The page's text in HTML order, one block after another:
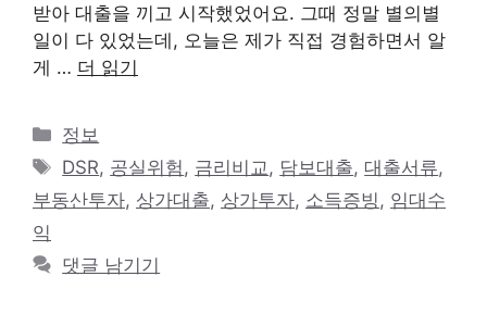
받아 대출을 끼고 시작했었어요. 그때 정말 별의별
일이 다 있었는데, 오늘은 제가 직접 경험하면서 알
게 … 더 읽기
카
테
리
정보
태
그
DSR, 공실위험 , 금리비교 , 담보대출, 대출서류,
부동산투자, 상가대출, 상가투자, 소득증빙 , 임대수
익
댓글 남기기